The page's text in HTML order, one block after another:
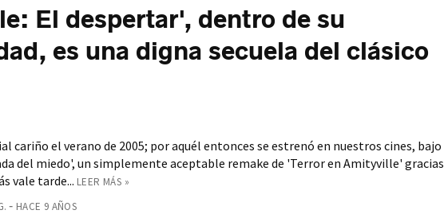
El despertar', dentro de su
es una digna secuela del clásico
cariño el verano de 2005; por aquél entonces se estrenó en nuestros cines, bajo
del miedo', un simplemente aceptable remake de 'Terror en Amityville' gracias
vale tarde... LEER MÁS »
HACE 9 AÑOS